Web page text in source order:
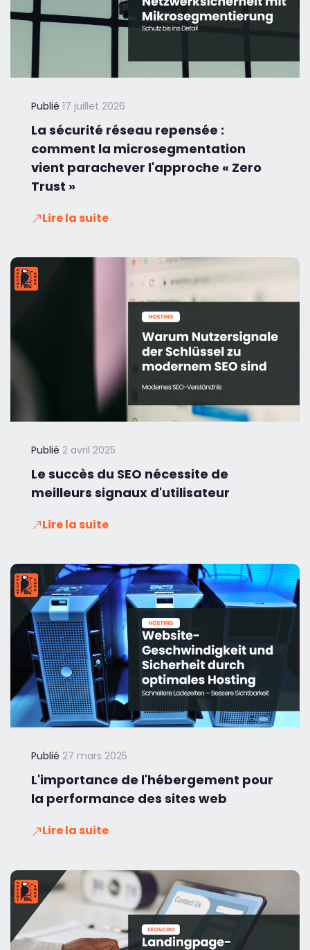
Publié 17 juillet 2026
La sécurité réseau repensée :
comment la microsegmentation
vient parachever l'approche « Zero
Trust »
Lire la suite
Publié 2 avril 2025
Le succès du SEO nécessite de
meilleurs signaux d'utilisateur
Lire la suite
Publié 27 mars 2025
L'importance de l'hébergement pour
la performance des sites web
Lire la suite